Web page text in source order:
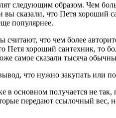
следующим образом. Чем
вы сказали, что Петя хороший
популярнее.
считают, что чем более
Петя хороший сантехник, то
самое сказали тысяча
что нужно закупать или
в основном получается не
передают ссылочный вес,